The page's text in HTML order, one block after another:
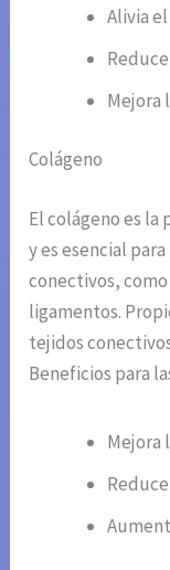
Alivia
Mejora
Colágeno
El colágeno es
y es esencial
conectivos,
ligamentos.
tejidos
Beneficios para
Mejora